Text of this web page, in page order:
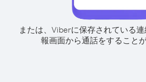
または、Viberに保存されている
報画面から通話をすることが